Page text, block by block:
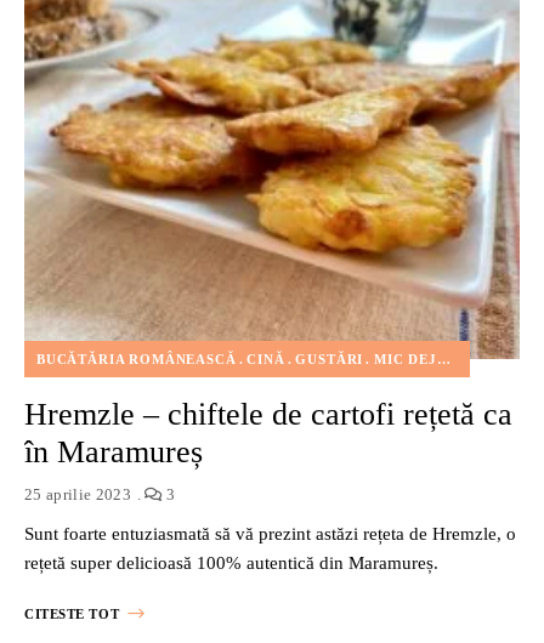
BUCĂTĂRIA ROMÂNEASCĂ CINĂ GUSTĂRI MIC DEJUN PRĂJIRE
Hremzle – chiftele de cartofi rețetă ca
în Maramureș
25 aprilie 2023 3
Sunt foarte entuziasmată să vă prezint astăzi rețeta de Hremzle, o
rețetă super delicioasă 100% autentică din Maramureș.
CITESTE TOT